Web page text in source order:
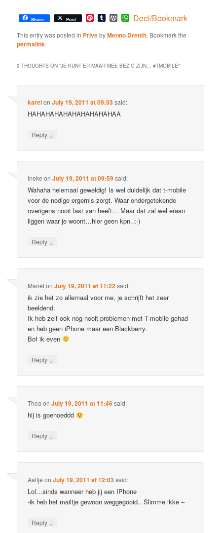
Share Post Pinterest
TumblrWordPress
WhatsApp
Deel/Bookmark
This entry was posted in PrivebyMenno Drenth. Bookmark the
permalink.
9 THOUGHTS ON “JE KUNT ER MAAR MEE BEZIG ZIJN… #TMOBILE”
karelonJuly 19, 2011 at 09:33said:
HAHAHAHAHAHAHAHAHAHAA
Reply ↓
Ineke onJuly 19, 2011 at 09:59said:
Wahaha helemaal geweldig! Is wel duidelijk dat t-mobile
voor de nodige ergernis zorgt. Waar ondergetekende
overigens nooit last van heeft… Maar dat zal wel eraan
liggen waar je woont…hier geen kpn..;-)
Reply ↓
MariëtonJuly 19, 2011 at 11:22said:
ik zie het zo allemaal voor me, je schrijft het zeer
beeldend.
Ik heb zelf ook nog nooit problemen met T-mobile gehad
en heb geen iPhone maar een Blackberry.
Bof ik even
Reply ↓
Thea onJuly 19, 2011 at 11:46said:
hij is goehoeddd
Reply ↓
Aaltje onJuly 19, 2011 at 12:03said:
Lol…sinds wanneer heb jij een IPhone
-ik heb het mailtje gewoon weggegooid.. Slimme ikke –
Reply ↓